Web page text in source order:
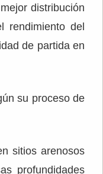
distribución
rendimiento del
de partida en
su proceso de
sitios arenosos
profundidades